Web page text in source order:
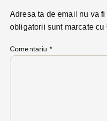
Adresa ta de email nu va
obligatorii sunt marcate cu
Comentariu *